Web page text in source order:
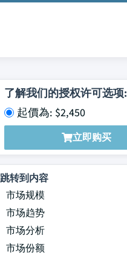
了解我们的授权许可选项:
起價為: $2,450
立即购买
跳转到内容
市场规模
市场趋势
市场分析
市场份额